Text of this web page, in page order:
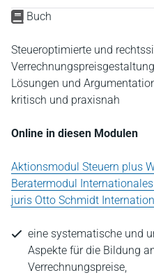
Buch
Steueroptimierte und
Lösungen und
kritisch und praxisnah
Online in diesen Modulen
Aktionsmodul Steuern plus
Beratermodul
juris Otto Schmidt
eine systematische und
Aspekte für die Bildung
Verrechnungspreise,